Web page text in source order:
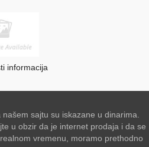
informacija
sajtu su iskazane u dinarima.
u obzir da je internet prodaja i da se
vremenu, moramo prethodno